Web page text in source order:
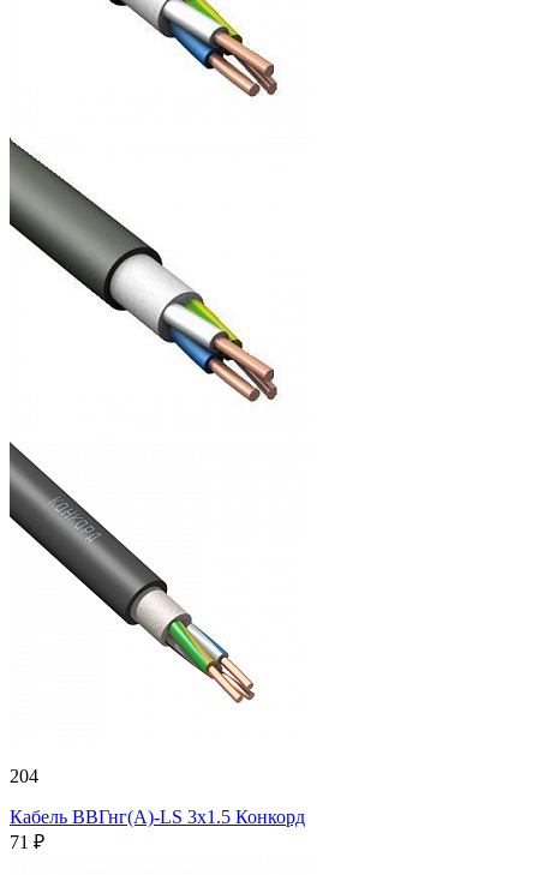
204
Кабель ВВГнг(А)-LS 3х1.5 Конкорд
71 ₽